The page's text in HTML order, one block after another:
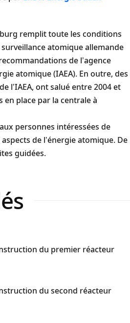
remplit toute les conditions
atomique allemande
de l’agence
atomique (IAEA). En outre, des
l’IAEA, ont salué entre 2004 et
en place par la centrale à
personnes intéressées de
de l’énergie atomique. De
guidées.
du premier réacteur
du second réacteur